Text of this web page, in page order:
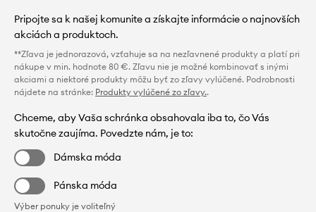
Pripojte sa k našej komunite a získajte informácie o najnovších
akciách a produktoch.
**Zľava je jednorazová, vzťahuje sa na nezľavnené produkty a platí pri
nákupe v min. hodnote 80 €. Zľavu nie je možné kombinovať s inými
akciami a niektoré produkty môžu byť zo zľavy vylúčené. Podrobnosti
nájdete na stránke: Produkty vylúčené zo zľavy..
Chceme, aby Vaša schránka obsahovala iba to, čo Vás
skutočne zaujíma. Povedzte nám, je to:
Dámska móda
Pánska móda
Výber ponuky je voliteľný